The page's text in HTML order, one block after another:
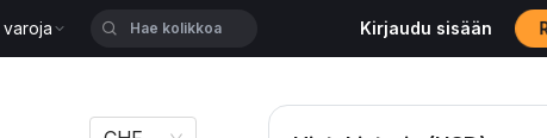
varoja Kirjaudu sisään